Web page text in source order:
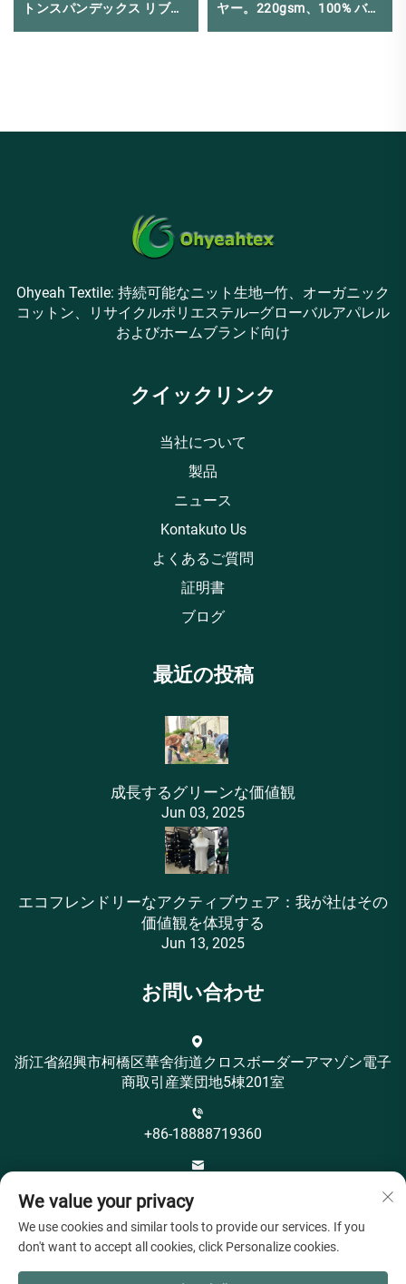
トンスパンデックス リブ編
みカフ生地 フーディ用
ヤー。220gsm、100% バン
ブー、環境にやさしく抗菌
Ohyeah Textile: 持続可能なニット生地—竹、オーガニック
コットン、リサイクルポリエステル—グローバルアパレル
およびホームブランド向け
クイックリンク
当社について
製品
ニュース
Kontakuto Us
よくあるご質問
証明書
ブログ
最近の投稿
成長するグリーンな価値観
Jun 03, 2025
エコフレンドリーなアクティブウェア：我が社はその
価値観を体現する
Jun 13, 2025
お問い合わせ
浙江省紹興市柯橋区華舍街道クロスボーダーアマゾン電子
商取引産業団地5棟201室
+86-18888719360
We value your privacy
We use cookies and similar tools to provide our services. If you
don't want to accept all cookies, click Personalize cookies.